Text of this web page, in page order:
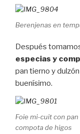
Berenjenas en
Después
especias y
pan tierno y
buenísimo.
Foie mi-cuit con
compota de higos